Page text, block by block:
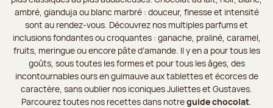
ambré, gianduja ou blanc marbré : douceur, finesse et intensité
sont au rendez-vous. Découvrez nos multiples parfums et
inclusions fondantes ou croquantes : ganache, praliné, caramel,
fruits, meringue ou encore pâte d’amande. Il y en a pour tous les
goûts, sous toutes les formes et pour tous les âges, des
incontournables ours en guimauve aux tablettes et écorces de
caractère, sans oublier nos iconiques Juliettes et Gustaves.
Parcourez toutes nos recettes dans notreguide chocolat